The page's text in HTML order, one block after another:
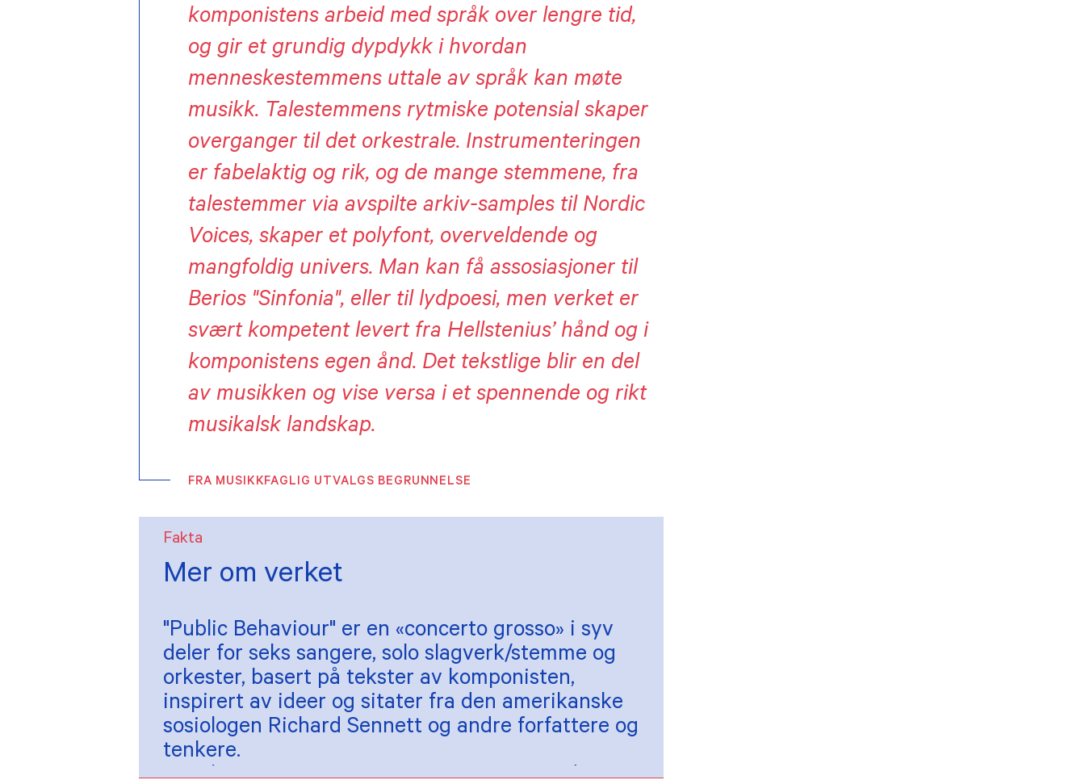
komponistens arbeid med språk over lengre tid,
og gir et grundig dypdykk i hvordan
menneskestemmens uttale av språk kan møte
musikk. Talestemmens rytmiske potensial skaper
overganger til det orkestrale. Instrumenteringen
er fabelaktig og rik, og de mange stemmene, fra
talestemmer via avspilte arkiv-samples til Nordic
Voices, skaper et polyfont, overveldende og
mangfoldig univers. Man kan få assosiasjoner til
Berios "Sinfonia", eller til lydpoesi, men verket er
svært kompetent levert fra Hellstenius’ hånd og i
komponistens egen ånd. Det tekstlige blir en del
av musikken og vise versa i et spennende og rikt
musikalsk landskap.
FRA MUSIKKFAGLIG UTVALGS BEGRUNNELSE
Fakta
Mer om verket
"Public Behaviour" er en «concerto grosso» i syv
deler for seks sangere, solo slagverk/stemme og
orkester, basert på tekster av komponisten,
inspirert av ideer og sitater fra den amerikanske
sosiologen Richard Sennett og andre forfattere og
tenkere.